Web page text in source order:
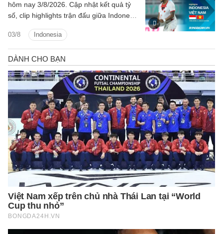
03/8 Indonesia
hôm nay 3/8/2026. Cập nhật kết quả tỷ
số, clip highlights trận đấu giữa Indonesia